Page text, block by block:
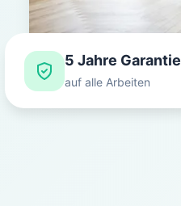
5 Jahre Garantie
auf alle Arbeiten